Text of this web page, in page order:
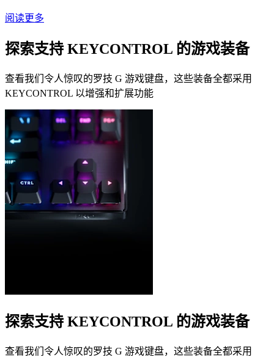
阅读更多
探索支持 KEYCONTROL 的游戏装备
查看我们令人惊叹的罗技 G 游戏键盘，这些装备全都采用
KEYCONTROL 以增强和扩展功能
探索支持 KEYCONTROL 的游戏装备
查看我们令人惊叹的罗技 G 游戏键盘，这些装备全都采用